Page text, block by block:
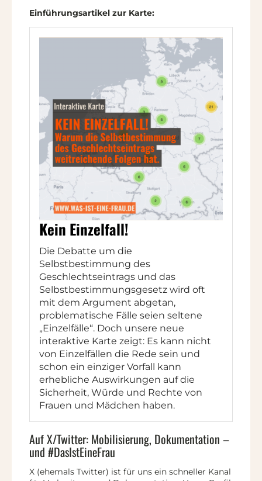
Einführungsartikel zur Karte:
Kein Einzelfall!
Die Debatte um die
Selbstbestimmung des
Geschlechtseintrags und das
Selbstbestimmungsgesetz wird oft
mit dem Argument abgetan,
problematische Fälle seien seltene
„Einzelfälle“. Doch unsere neue
interaktive Karte zeigt: Es kann nicht
von Einzelfällen die Rede sein und
schon ein einziger Vorfall kann
erhebliche Auswirkungen auf die
Sicherheit, Würde und Rechte von
Frauen und Mädchen haben.
Auf X/Twitter: Mobilisierung, Dokumentation –
und #DasIstEineFrau
X (ehemals Twitter) ist für uns ein schneller Kanal